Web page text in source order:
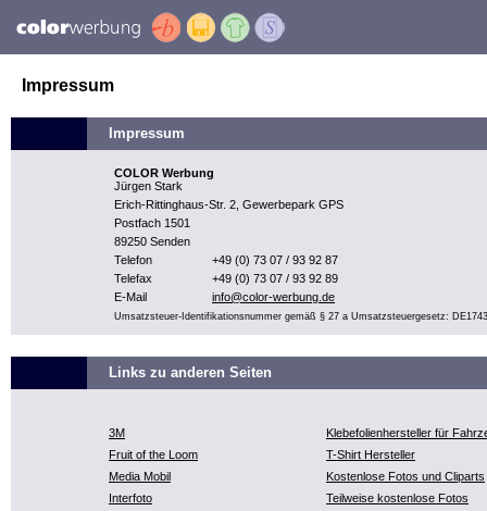
Impressum
Impressum
COLOR Werbung
Jürgen Stark
Erich-Rittinghaus-Str. 2, Gewerbepark GPS
Postfach 1501
89250 Senden
Telefon
+49 (0) 73 07 / 93 92 87
Telefax
+49 (0) 73 07 / 93 92 89
E-Mail
info@color-werbung.de
Umsatzsteuer-Identifikationsnummer gemäß § 27 a Umsatzsteuergesetz:
Links zu anderen Seiten
3M
Klebefolienhersteller für
Fruit of the Loom
T-Shirt Hersteller
Media Mobil
Kostenlose Fotos und Cliparts
Interfoto
Teilweise kostenlose Fotos